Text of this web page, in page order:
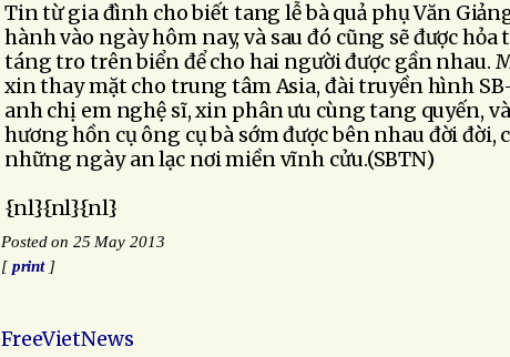
Tin từ gia đình cho biết tang lễ bà quả phụ Văn
hành vào ngày hôm nay, và sau đó cũng sẽ được
táng tro trên biển để cho hai người được gần nhau.
xin thay mặt cho trung tâm Asia, đài truyền hình
anh chị em nghệ sĩ, xin phân ưu cùng tang quyến,
hương hồn cụ ông cụ bà sớm được bên nhau đời đời,
những ngày an lạc nơi miền vĩnh cửu.(SBTN)
{nl}{nl}{nl}
Posted on 25 May 2013
[print]
FreeVietNews